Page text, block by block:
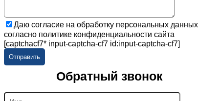
Даю согласие на обработку персональных данных
согласно политике конфиденциальности сайта
[captchacf7* input-captcha-cf7 id:input-captcha-cf7]
Обратный звонок